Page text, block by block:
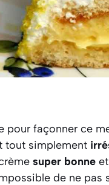
pour façonner ce
tout simplement
super bonne
de ne